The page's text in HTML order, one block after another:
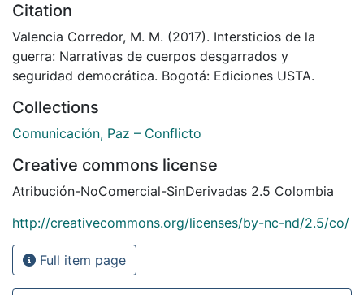
Citation
Valencia Corredor, M. M. (2017). Intersticios de la
guerra: Narrativas de cuerpos desgarrados y
seguridad democrática. Bogotá: Ediciones USTA.
Collections
Comunicación, Paz – Conflicto
Creative commons license
Atribución-NoComercial-SinDerivadas 2.5 Colombia
http://creativecommons.org/licenses/by-nc-nd/2.5/co/
Full item page